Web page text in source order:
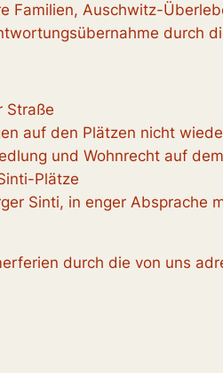
Familien, Auschwitz-
durch
Straße
auf den Plätzen nicht
und Wohnrecht auf
Plätze
Sinti, in enger Absprache
durch die von uns